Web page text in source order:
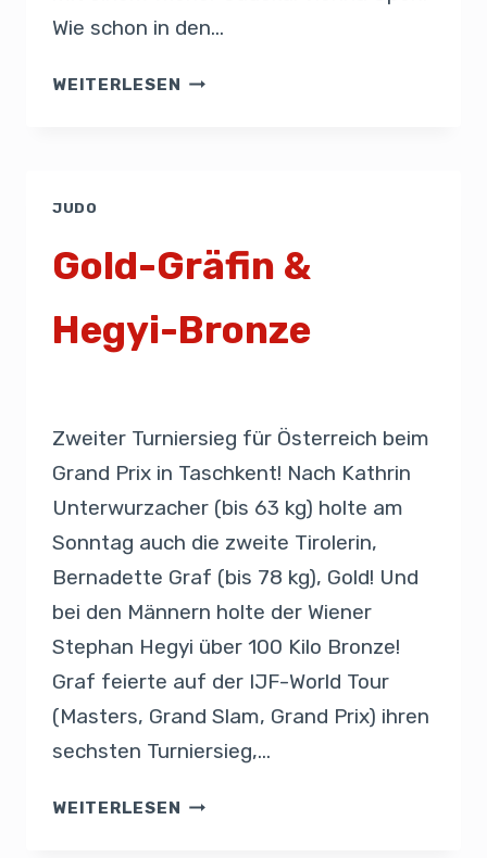
Wie schon in den…
WEITERLESEN
JUDO
Gold-Gräfin &
Hegyi-Bronze
Zweiter Turniersieg für Österreich beim
Grand Prix in Taschkent! Nach Kathrin
Unterwurzacher (bis 63 kg) holte am
Sonntag auch die zweite Tirolerin,
Bernadette Graf (bis 78 kg), Gold! Und
bei den Männern holte der Wiener
Stephan Hegyi über 100 Kilo Bronze!
Graf feierte auf der IJF-World Tour
(Masters, Grand Slam, Grand Prix) ihren
sechsten Turniersieg,…
WEITERLESEN